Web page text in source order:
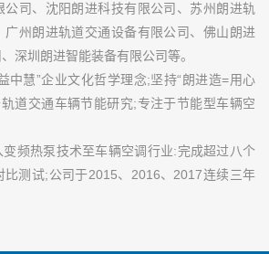
司、沈阳朗进科技有限公司、苏州朗进轨
广州朗进轨道交通设备有限公司、佛山朗进
深圳朗进智能装备有限公司等。
中慧”企业文化哲学理念;坚持“朗进造=用心
道交通车辆节能研究;专注于节能型车辆空
变频热泵技术至车辆空调行业:完成超过八个
比测试;公司于2015、2016、2017连续三年